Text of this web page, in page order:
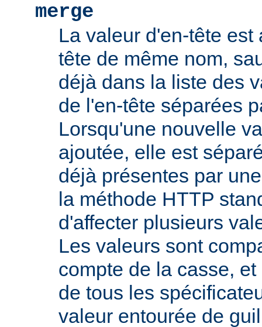
merge
La valeur d'en-tête est
tête de même nom,
déjà dans la liste des
de l'en-tête séparées
Lorsqu'une nouvelle
ajoutée, elle est
déjà présentes par
la méthode HTTP
d'affecter plusieurs
Les valeurs sont
compte de la casse,
de tous les
valeur entourée de